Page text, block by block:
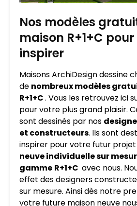
Nos modèles
maison R+1+C
inspirer
Maisons ArchiDesign dessine
de nombreux modèles
R+1+C. Vous les retrouvez ici
pour votre plus grand plaisir.
sont dessinés par nos
et constructeurs. Ils sont
inspirer pour votre futur
neuve individuelle sur
gamme R+1+C avec nous.
effet des designers
sur mesure. Ainsi dès notre
votre future maison neuve